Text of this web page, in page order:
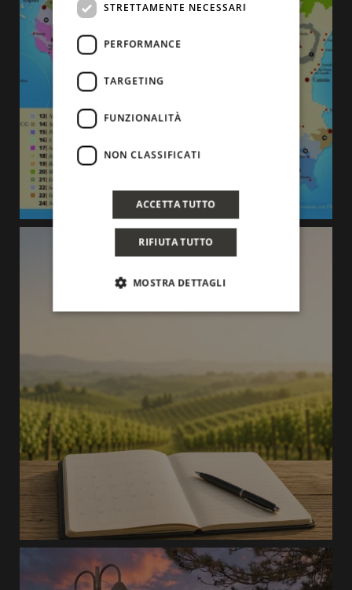
STRETTAMENTE NECESSARI
PERFORMANCE
TARGETING
FUNZIONALITÀ
NON CLASSIFICATI
ACCETTA TUTTO
RIFIUTA TUTTO
MOSTRA DETTAGLI